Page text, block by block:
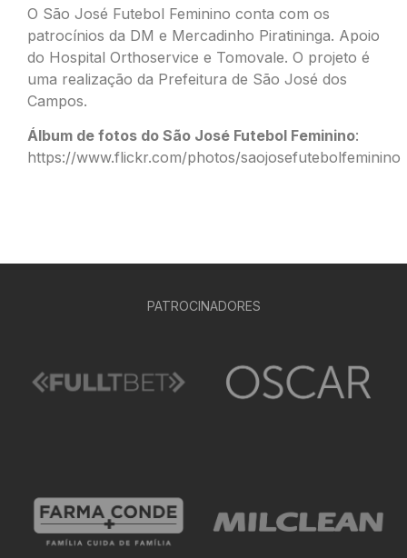
O São José Futebol Feminino conta com os
patrocínios da DM e Mercadinho Piratininga. Apoio
do Hospital Orthoservice e Tomovale. O projeto é
uma realização da Prefeitura de São José dos
Campos.
Álbum de fotos do São José Futebol Feminino:
https://www.flickr.com/photos/saojosefutebolfeminino
PATROCINADORES